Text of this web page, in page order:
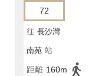
72
往 長沙灣
南苑 站
距離 160m